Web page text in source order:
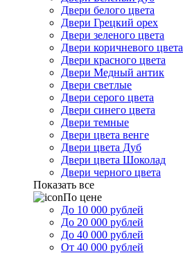
Двери белого цвета
Двери Грецкий орех
Двери зеленого цвета
Двери коричневого цвета
Двери красного цвета
Двери Медный антик
Двери светлые
Двери серого цвета
Двери синего цвета
Двери темные
Двери цвета венге
Двери цвета Дуб
Двери цвета Шоколад
Двери черного цвета
Показать все
По цене
До 10 000 рублей
До 20 000 рублей
До 40 000 рублей
От 40 000 рублей